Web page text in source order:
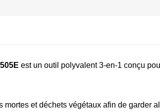
est un outil polyvalent 3-en-1 conçu
mortes et déchets végétaux afin de garder